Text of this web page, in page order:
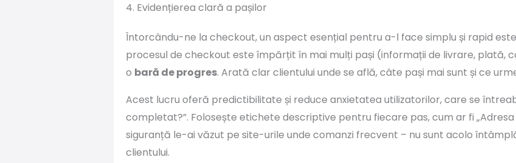
4. Evidențierea clară a pașilor
Întorcându-ne la checkout, un aspect esențial pentru a-l face simplu și rapid
procesul de checkout este împărțit în mai mulți pași (informații de livrare, plată,
o bară de progres. Arată clar clientului unde se află, câte pași mai sunt și ce
Acest lucru oferă predictibilitate și reduce anxietatea utilizatorilor, care se
completat?”. Folosește etichete descriptive pentru fiecare pas, cum ar fi „Adresa
siguranță le-ai văzut pe site-urile unde comanzi frecvent – nu sunt acolo
clientului.